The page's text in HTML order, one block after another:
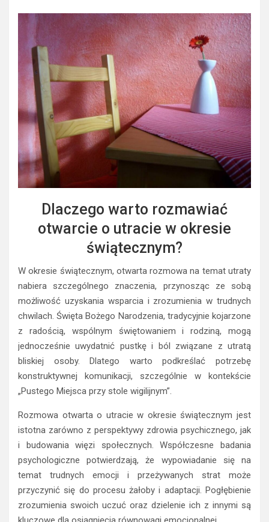
Dlaczego warto rozmawiać
otwarcie o utracie w okresie
świątecznym?
W okresie świątecznym, otwarta rozmowa na temat utraty
nabiera szczególnego znaczenia, przynosząc ze sobą
możliwość uzyskania wsparcia i zrozumienia w trudnych
chwilach. Święta Bożego Narodzenia, tradycyjnie kojarzone
z radością, wspólnym świętowaniem i rodziną, mogą
jednocześnie uwydatnić pustkę i ból związane z utratą
bliskiej osoby. Dlatego warto podkreślać potrzebę
konstruktywnej komunikacji, szczególnie w kontekście
„Pustego Miejsca przy stole wigilijnym”.
Rozmowa otwarta o utracie w okresie świątecznym jest
istotna zarówno z perspektywy zdrowia psychicznego, jak
i budowania więzi społecznych. Współczesne badania
psychologiczne potwierdzają, że wypowiadanie się na
temat trudnych emocji i przeżywanych strat może
przyczynić się do procesu żałoby i adaptacji. Pogłębienie
zrozumienia swoich uczuć oraz dzielenie ich z innymi są